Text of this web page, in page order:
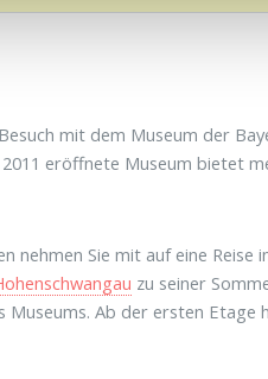
mit dem Museum der
eröffnete Museum bietet
Sie mit auf eine Reise
zu seiner
Ab der ersten Etage